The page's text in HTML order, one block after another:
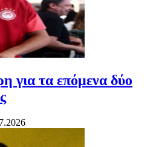
για τα επόμενα δύο